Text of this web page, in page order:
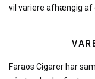
vil variere afhængig af
Faraos Cigarer har